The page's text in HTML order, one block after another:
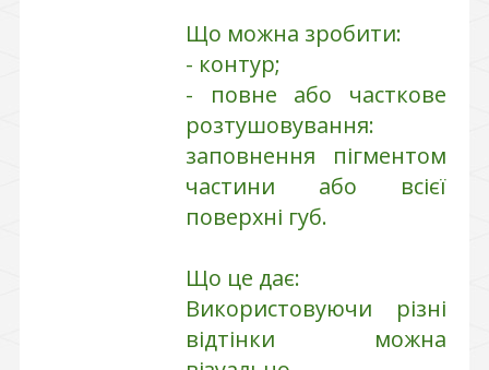
Що можна зробити:
- контур;
- повне або часткове
розтушовування:
заповнення пігментом
частини або всієї
поверхні губ.
Що це дає:
Використовуючи різні
відтінки можна